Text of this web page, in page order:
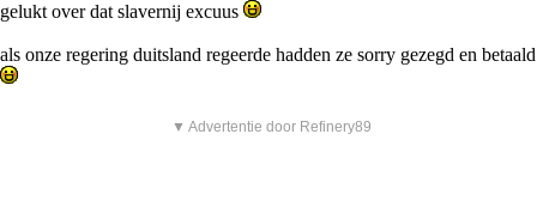
gelukt over dat slavernij excuus
als onze regering duitsland regeerde hadden ze sorry gezegd en betaald
▼ Advertentie door Refinery89